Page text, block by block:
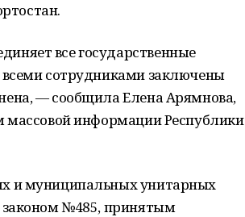
все государственные
сотрудниками заключены
— сообщила Елена Арямнова,
массовой информации Республики
и муниципальных унитарных
законом №485, принятым